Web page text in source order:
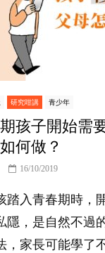
研究咁講 青少年
孩子開始需
何做？
16/10/2019
踏入青春期時，
隱，是自然不過
，家長可能學了